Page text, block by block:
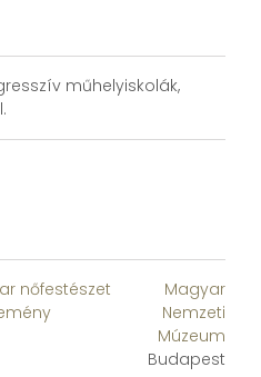
műhelyiskolák,
nőfestészet
Magyar
Nemzeti
Múzeum
Budapest